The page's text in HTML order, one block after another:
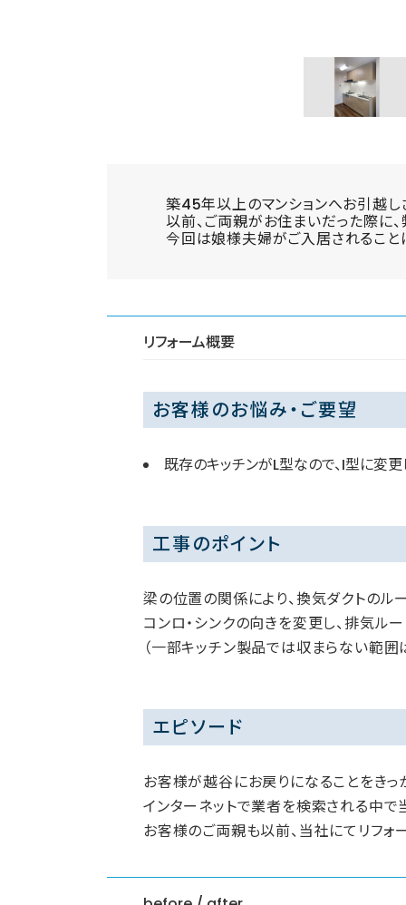
築45年以上のマンションへお引越し
以前、ご両親がお住まいだった際に
今回は娘様夫婦がご入居されること
リフォーム概要
お客様のお悩み・ご要望
既存のキッチンがL型なので、I型に変
工事のポイント
梁の位置の関係により、換気ダクトのル
コンロ・シンクの向きを変更し、排気ル
（一部キッチン製品では収まらない範
エピソード
お客様が越谷にお戻りになることをきっ
インターネットで業者を検索される中で
お客様のご両親も以前、当社にてリフォ